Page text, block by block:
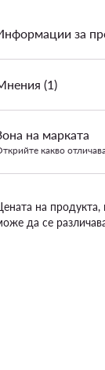
за
(1)
на марката
какво
на продукта,
да се